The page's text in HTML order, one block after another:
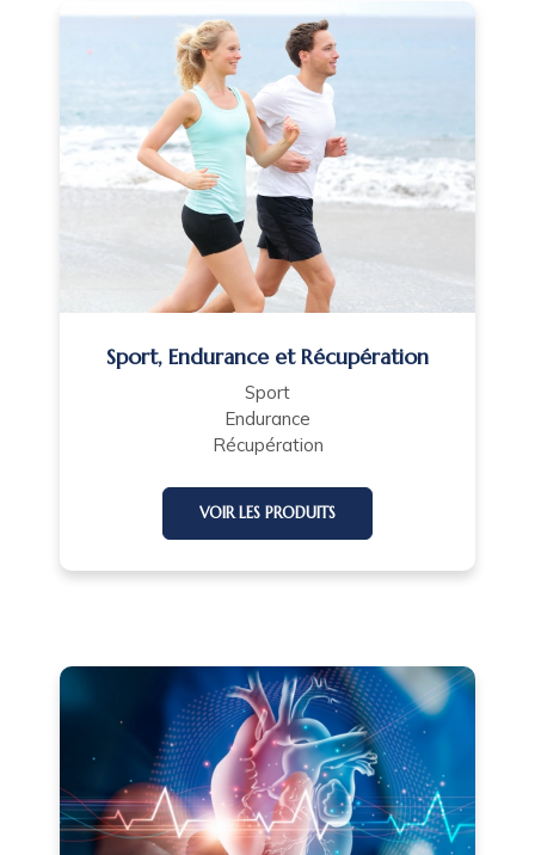
Sport, Endurance et Récupération
Sport
Endurance
Récupération
VOIR LES PRODUITS